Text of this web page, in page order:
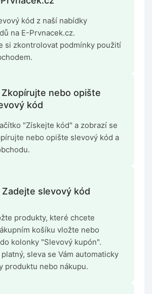
kód z naší nabídky
na E-Prvnacek.cz.
si zkontrolovat podmínky použití
Zkopírujte nebo opište
kód
"Získejte kód" a zobrazí se
nebo opište slevový kód a
Zadejte slevový kód
produkty, které chcete
košíku vložte nebo
kolonky "Slevový kupón".
sleva se Vám automaticky
produktu nebo nákupu.